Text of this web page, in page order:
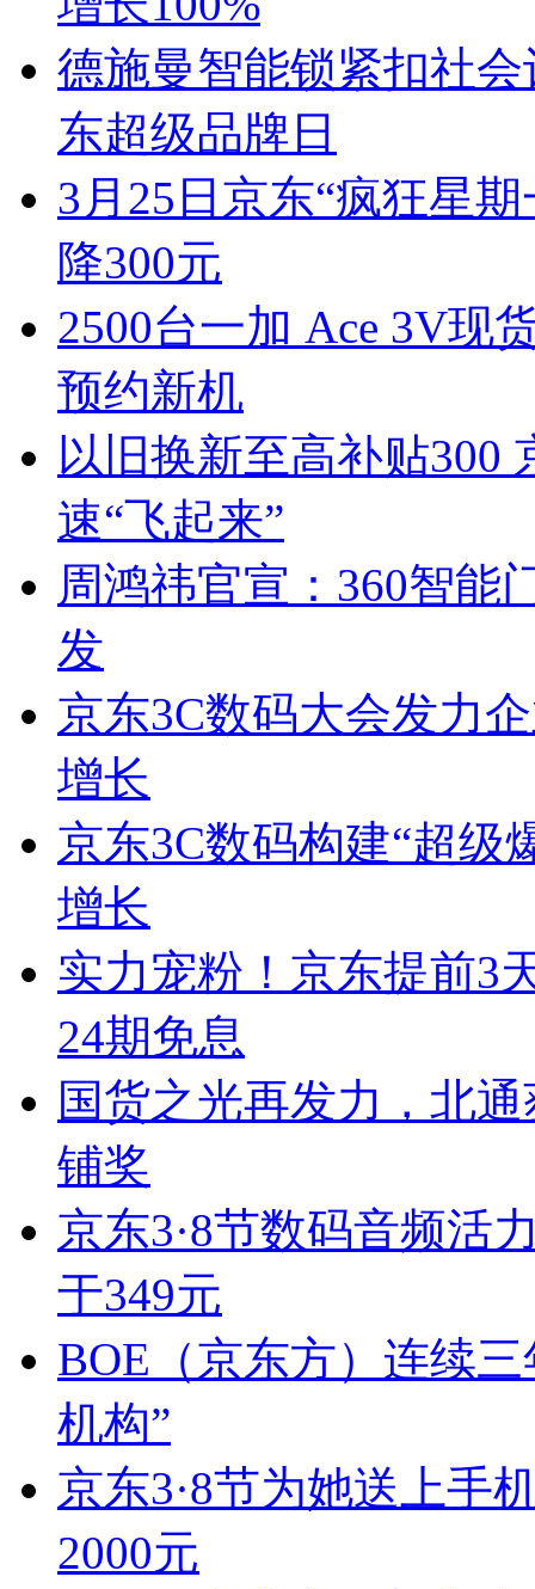
德施曼智能锁紧扣社
东超级品牌日
3月25日京东“疯狂星
降300元
2500台一加 Ace 3V现
预约新机
以旧换新至高补贴300
速“飞起来”
周鸿祎官宣：360智能
发
京东3C数码大会发力
增长
京东3C数码构建“超级
增长
实力宠粉！京东提前3
24期免息
国货之光再发力，北
铺奖
京东3·8节数码音频活
于349元
BOE（京东方）连续
机构”
京东3·8节为她送上手
2000元